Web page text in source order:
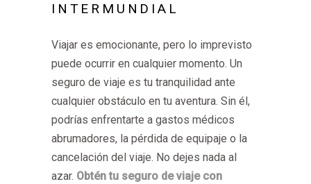
INTERMUNDIAL
Viajar es emocionante, pero lo imprevisto
puede ocurrir en cualquier momento. Un
seguro de viaje es tu tranquilidad ante
cualquier obstáculo en tu aventura. Sin él,
podrías enfrentarte a gastos médicos
abrumadores, la pérdida de equipaje o la
cancelación del viaje. No dejes nada al
azar. Obtén tu seguro de viaje con